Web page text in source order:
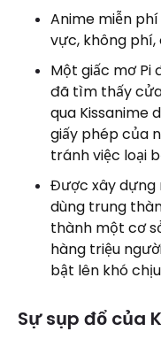
Anime miễn
vực, không phí,
Một giấc mơ Pi
đã tìm thấy
qua Kissanime
giấy phép của
tránh việc loại
Được xây dựng
dùng trung
thành một cơ
hàng triệu
bật lên khó
Sự sụp đổ của